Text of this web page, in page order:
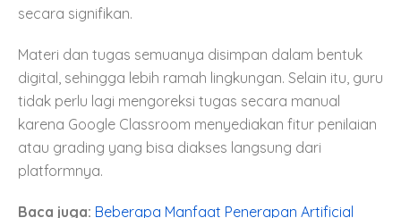
secara signifikan.
Materi dan tugas semuanya disimpan dalam bentuk
digital, sehingga lebih ramah lingkungan. Selain itu, guru
tidak perlu lagi mengoreksi tugas secara manual
karena Google Classroom menyediakan fitur penilaian
atau grading yang bisa diakses langsung dari
platformnya.
Baca juga: Beberapa Manfaat Penerapan Artificial